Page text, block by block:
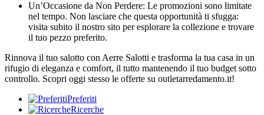
Un’Occasione da Non Perdere: Le promozioni sono limitate
nel tempo. Non lasciare che questa opportunità ti sfugga:
visita subito il nostro sito per esplorare la collezione e trovare
il tuo pezzo preferito.
Rinnova il tuo salotto con Aerre Salotti e trasforma la tua casa in un
rifugio di eleganza e comfort, il tutto mantenendo il tuo budget sotto
controllo. Scopri oggi stesso le offerte su outletarredamento.it!
Preferiti
Ricerche